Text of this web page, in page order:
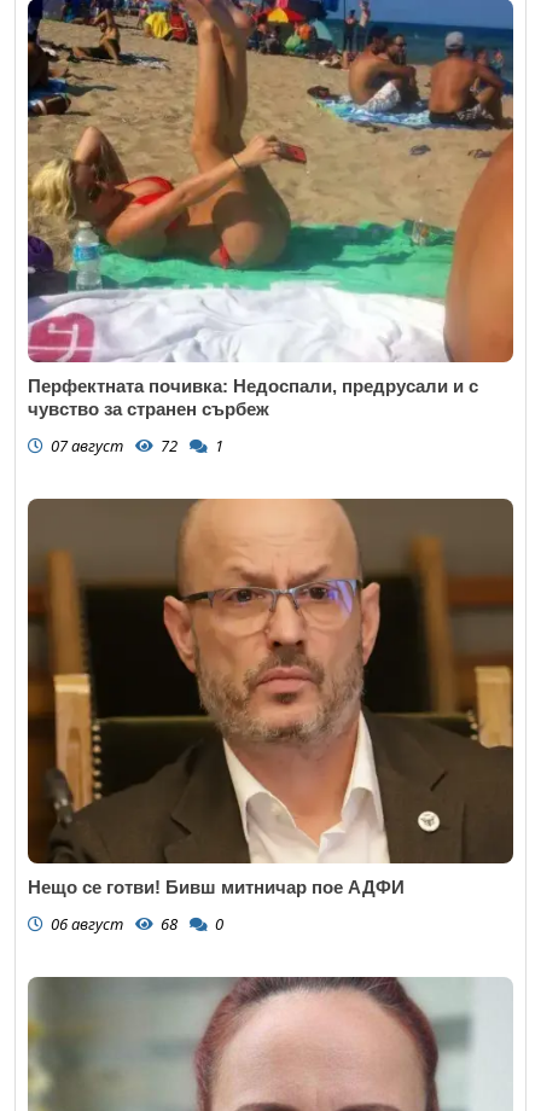
Перфектната почивка: Недоспали, предрусали и с
чувство за странен сърбеж
07 август 72 1
Нещо се готви! Бивш митничар пое АДФИ
06 август 68 0